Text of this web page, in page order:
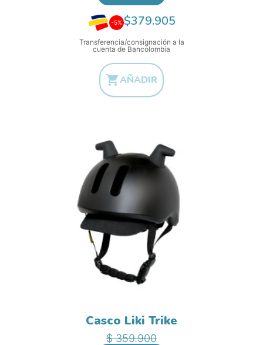
-5% $379.905
Transferencia/consignación a la
cuenta de Bancolombia
AÑADIR
Casco Liki Trike
Precio base
$ 359.900